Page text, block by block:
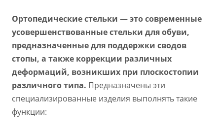
Ортопедические стельки — это современные
усовершенствованные стельки для обуви,
предназначенные для поддержки сводов
стопы, а также коррекции различных
деформаций, возникших при плоскостопии
различного типа. Предназначены эти
специализированные изделия выполнять такие
функции: